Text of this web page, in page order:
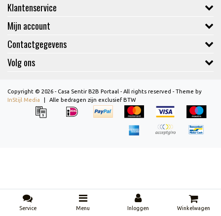
Klantenservice
Mijn account
Contactgegevens
Volg ons
Copyright © 2026 - Casa Sentir B2B Portaal - All rights reserved - Theme by
InStijl Media
Alle bedragen zijn exclusief BTW
Service Menu Inloggen Winkelwagen